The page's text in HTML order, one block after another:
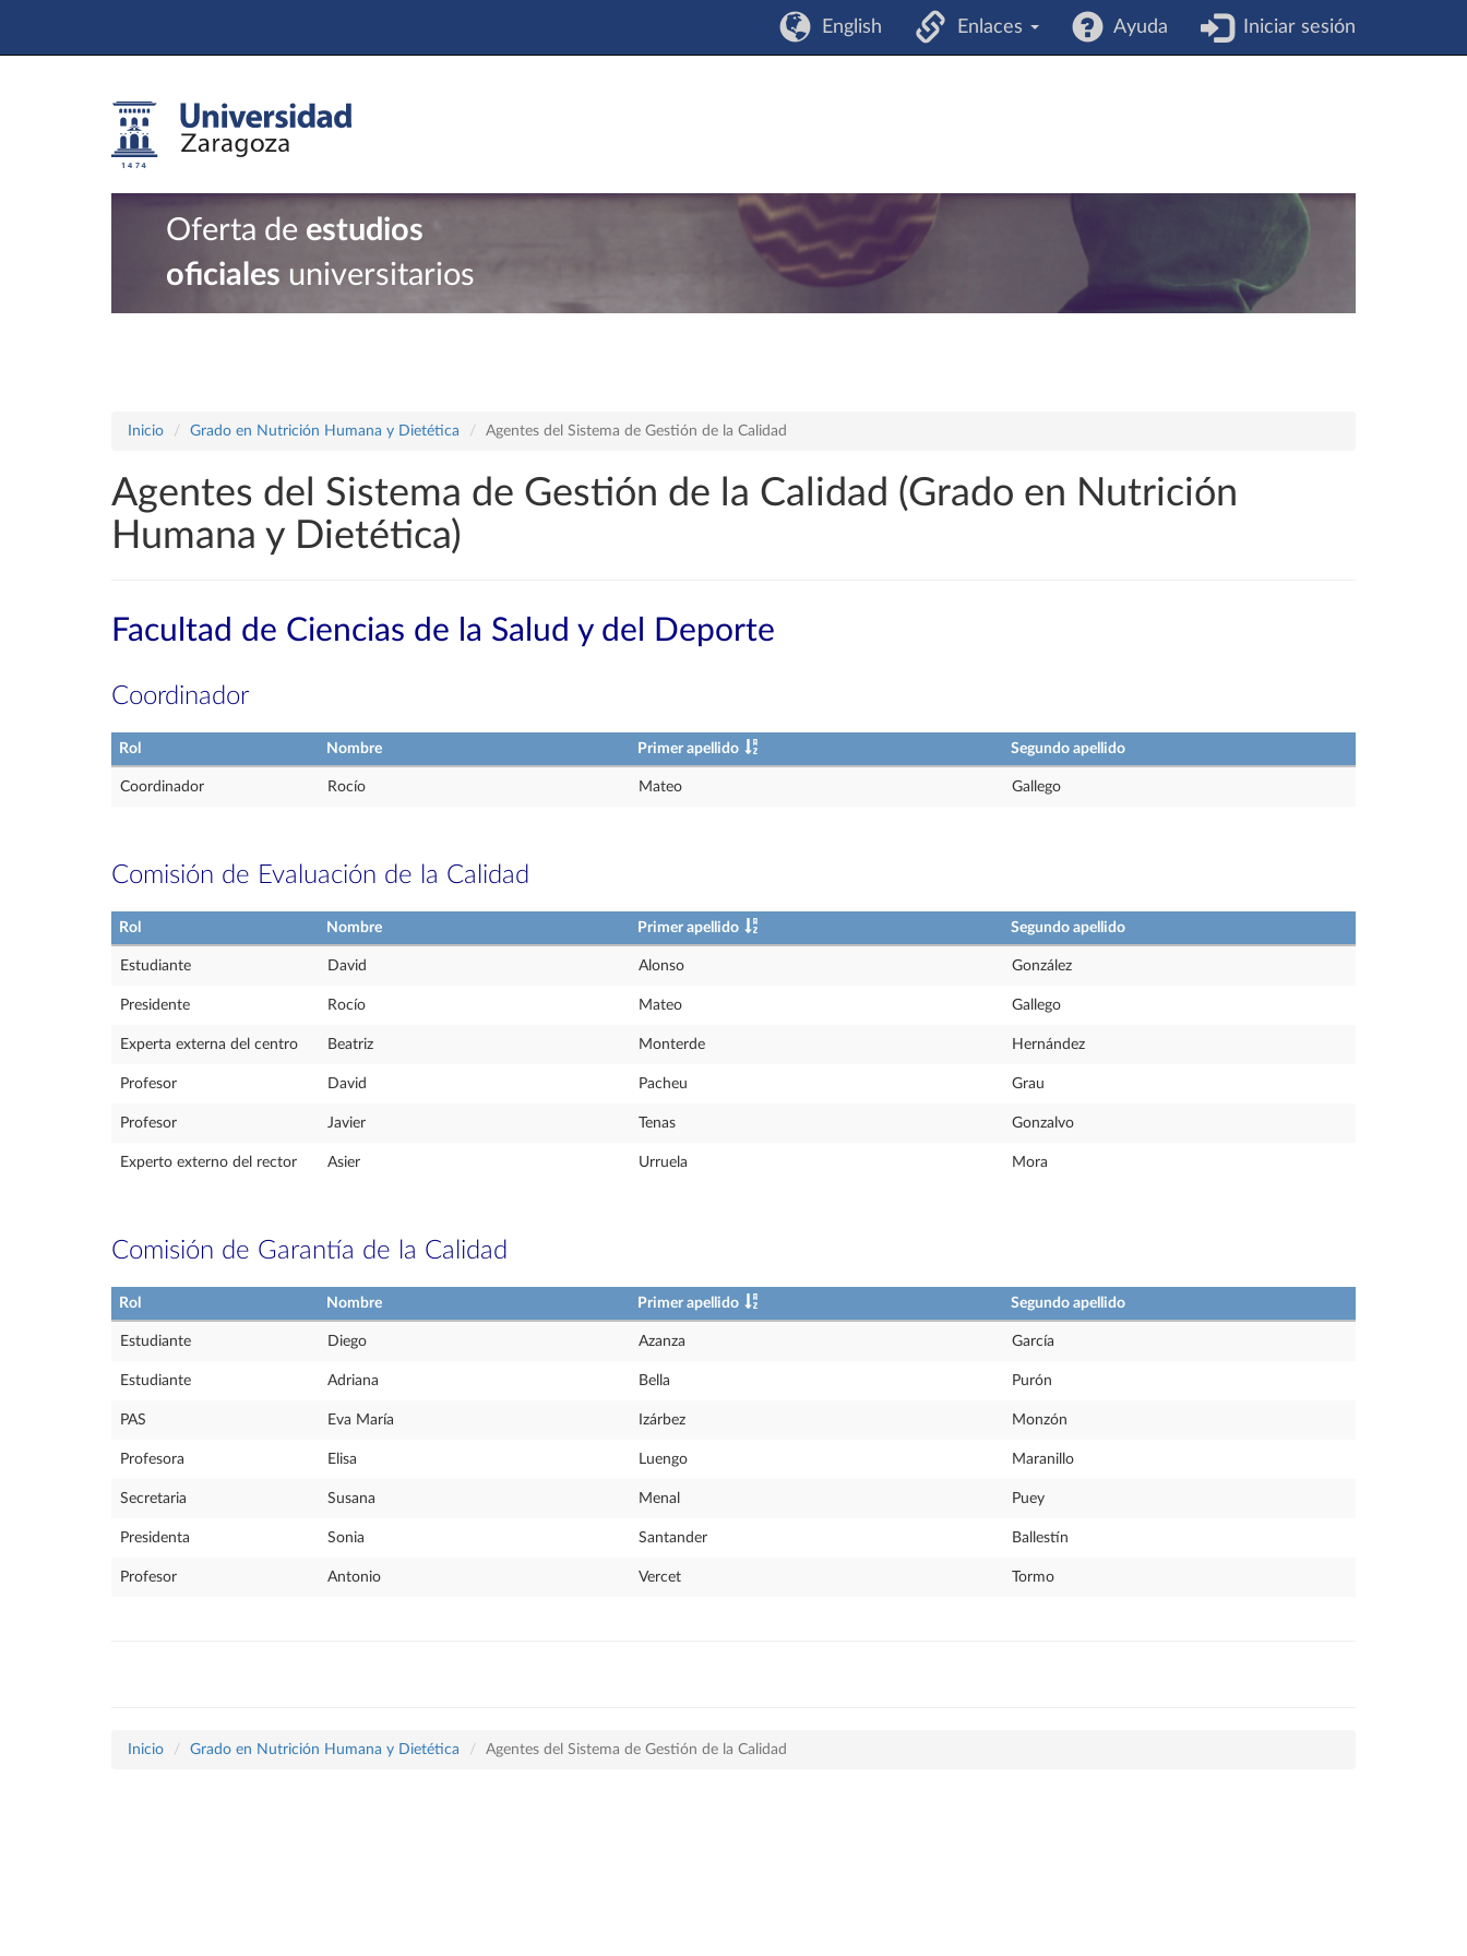
English Enlaces Ayuda Iniciar sesión
Oferta de estudios
oficiales universitarios
Inicio Grado en Nutrición Humana y Dietética Agentes del Sistema de Gestión de la Calidad
Agentes del Sistema de Gestión de la Calidad (Grado en Nutrición
Humana y Dietética)
Facultad de Ciencias de la Salud y del Deporte
Coordinador
Rol Nombre Primer apellido Segundo apellido
Coordinador Rocío Mateo Gallego
Comisión de Evaluación de la Calidad
Rol Nombre Primer apellido Segundo apellido
Estudiante David Alonso González
Presidente Rocío Mateo Gallego
Experta externa del centro Beatriz Monterde Hernández
Profesor David Pacheu Grau
Profesor Javier Tenas Gonzalvo
Experto externo del rector Asier Urruela Mora
Comisión de Garantía de la Calidad
Rol Nombre Primer apellido Segundo apellido
Estudiante Diego Azanza García
Estudiante Adriana Bella Purón
PAS Eva María Izárbez Monzón
Profesora Elisa Luengo Maranillo
Secretaria Susana Menal Puey
Presidenta Sonia Santander Ballestín
Profesor Antonio Vercet Tormo
Inicio Grado en Nutrición Humana y Dietética Agentes del Sistema de Gestión de la Calidad